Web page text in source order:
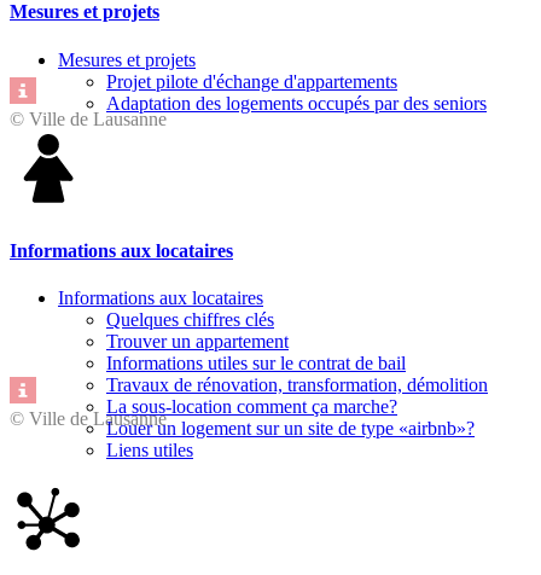
© Ville de Lausanne
© Ville de Lausanne
Mesures et projets
Mesures et projets
Projet pilote d'échange d'appartements
Adaptation des logements occupés par des seniors
Informations aux locataires
Informations aux locataires
Quelques chiffres clés
Trouver un appartement
Informations utiles sur le contrat de bail
Travaux de rénovation, transformation, démolition
La sous-location comment ça marche?
Louer un logement sur un site de type «airbnb»?
Liens utiles